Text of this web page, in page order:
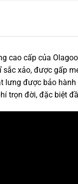
cao cấp của
xảo, được gấp
được bảo
trọn đời, đặc biệt